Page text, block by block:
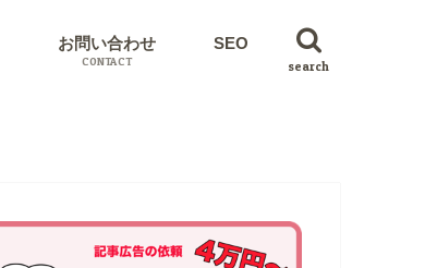
search
お問い合わせ
CONTACT
SEO